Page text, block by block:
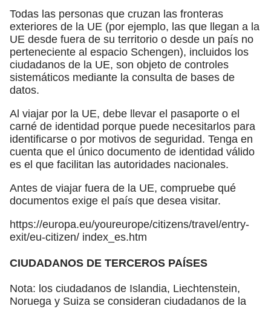
Todas las personas que cruzan las fronteras
exteriores de la UE (por ejemplo, las que llegan a la
UE desde fuera de su territorio o desde un país no
perteneciente al espacio Schengen), incluidos los
ciudadanos de la UE, son objeto de controles
sistemáticos mediante la consulta de bases de
datos.
Al viajar por la UE, debe llevar el pasaporte o el
carné de identidad porque puede necesitarlos para
identificarse o por motivos de seguridad. Tenga en
cuenta que el único documento de identidad válido
es el que facilitan las autoridades nacionales.
Antes de viajar fuera de la UE, compruebe qué
documentos exige el país que desea visitar.
https://europa.eu/youreurope/citizens/travel/entry-
exit/eu-citizen/ index_es.htm
CIUDADANOS DE TERCEROS PAÍSES
Nota: los ciudadanos de Islandia, Liechtenstein,
Noruega y Suiza se consideran ciudadanos de la